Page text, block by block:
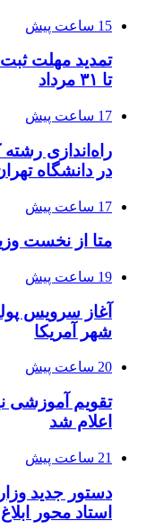
15 ساعت پیش
تا ۳۱ مرداد
17 ساعت پیش
در دانشگاه
17 ساعت پیش
متا از نخست
19 ساعت پیش
آغاز سرویس
شهر آمریکا
20 ساعت پیش
تقویم آموزشی
اعلام شد
21 ساعت پیش
دستور جدید
استاد محور